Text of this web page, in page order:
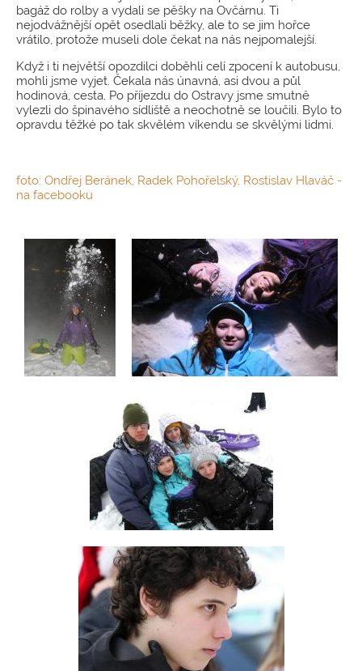
bagáž do rolby a vydali se pěšky na Ovčárnu. Ti
nejodvážnější opět osedlali běžky, ale to se jim hořce
vrátilo, protože museli dole čekat na nás nejpomalejší.
Když i ti největší opozdilci doběhli celí zpocení k autobusu,
mohli jsme vyjet. Čekala nás únavná, asi dvou a půl
hodinová, cesta. Po příjezdu do Ostravy jsme smutně
vylezli do špinavého sídliště a neochotně se loučili. Bylo to
opravdu těžké po tak skvělém víkendu se skvělými lidmi.
foto: Ondřej Beránek, Radek Pohořelský, Rostislav Hlaváč -
na facebooku